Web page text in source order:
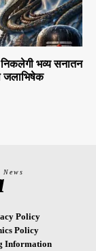
भव्य सनातन
जलाभिषेक
News
Policy
Policy
Information